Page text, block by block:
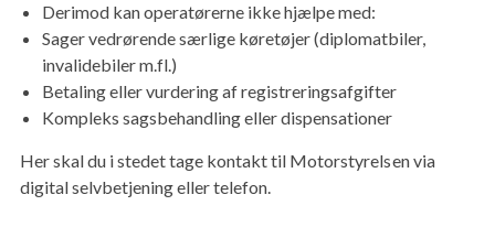
Derimod kan operatørerne ikke hjælpe med:
Sager vedrørende særlige køretøjer (diplomatbiler,
invalidebiler m.fl.)
Betaling eller vurdering af registreringsafgifter
Kompleks sagsbehandling eller dispensationer
Her skal du i stedet tage kontakt til Motorstyrelsen via
digital selvbetjening eller telefon.